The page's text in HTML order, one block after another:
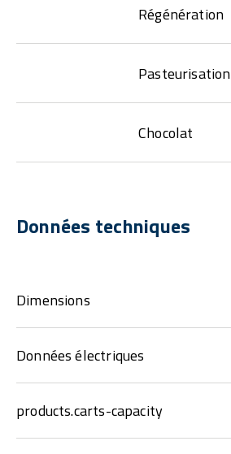
Régénération
Pasteurisation
Chocolat
Données techniques
Dimensions
Données électriques
products.carts-capacity